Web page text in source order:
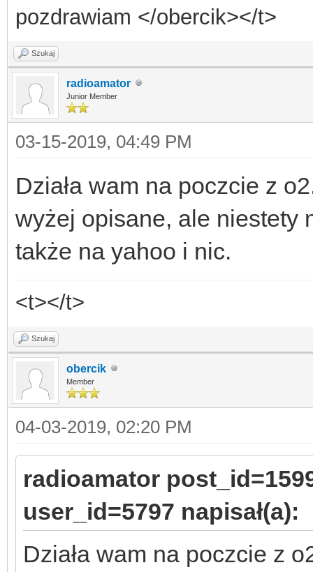
pozdrawiam </obercik></t>
Szukaj
radioamator
Junior Member
03-15-2019, 04:49 PM
Działa wam na poczcie z
wyżej opisane, ale niestety
także na yahoo i nic.
<t></t>
Szukaj
obercik
Member
04-03-2019, 02:20 PM
radioamator
user_id=5797 napisał(a):
Działa wam na poczcie z